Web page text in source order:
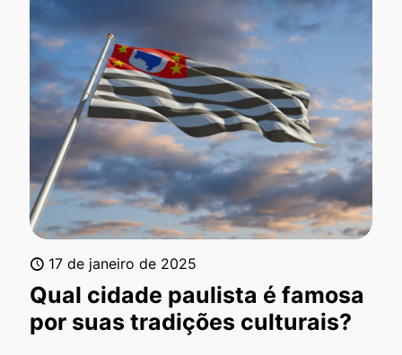
17 de janeiro de 2025
Qual cidade paulista é famosa
por suas tradições culturais?